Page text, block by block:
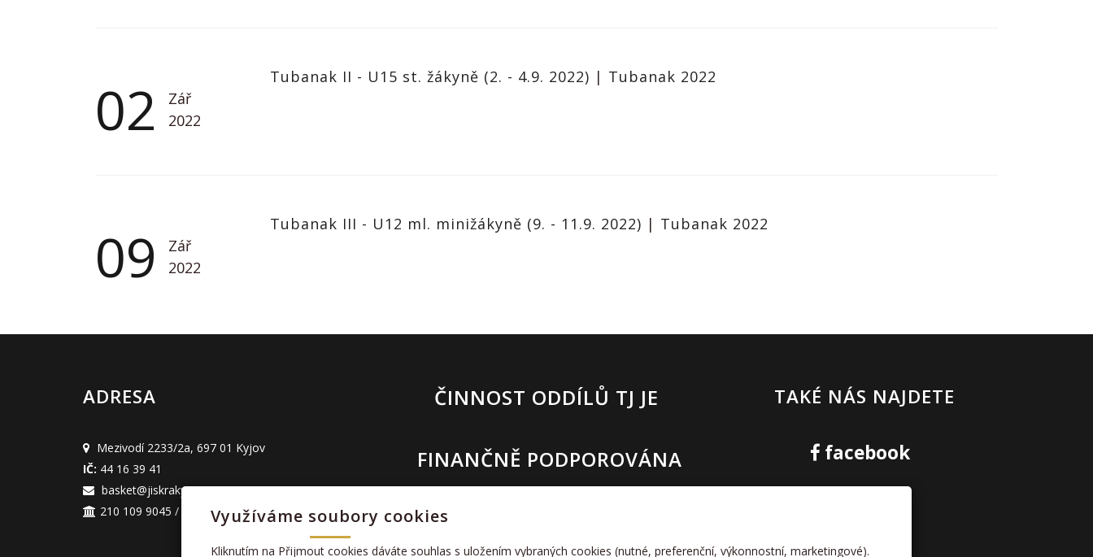
02
Zář
2022
Tubanak II - U15 st. žákyně (2. - 4.9. 2022) | Tubanak 2022
09
Zář
2022
Tubanak III - U12 ml. minižákyně (9. - 11.9. 2022) | Tubanak 2022
ADRESA
Mezivodí 2233/2a, 697 01 Kyjov
IČ: 44 16 39 41
basket@jiskrakyjov.cz
210 109 9045 / 2010
(Fio banka a.s.)
ČINNOST ODDÍLŮ TJ JE
FINANČNĚ PODPOROVÁNA
TAKÉ NÁS NAJDETE
facebook
Využíváme soubory cookies
Kliknutím na Přijmout cookies dáváte souhlas s uložením vybraných cookies (nutné, preferenční, výkonnostní, marketingové).